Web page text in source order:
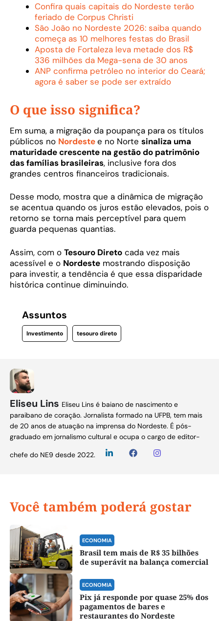
Confira quais capitais do Nordeste terão
feriado de Corpus Christi
São João no Nordeste 2026: saiba quando
começa as 10 melhores festas do Brasil
Aposta de Fortaleza leva metade dos R$
336 milhões da Mega-sena de 30 anos
ANP confirma petróleo no interior do Ceará;
agora é saber se pode ser extraído
O que isso significa?
Em suma, a migração da poupança para os títulos
públicos no Nordestee no Norte sinaliza uma
maturidade crescente na gestão do patrimônio
das famílias brasileiras, inclusive fora dos
grandes centros financeiros tradicionais.
Desse modo, mostra que a dinâmica de migração
se acentua quando os juros estão elevados, pois o
retorno se torna mais perceptível para quem
guarda pequenas quantias.
Assim, com o Tesouro Direto cada vez mais
acessível e o Nordeste mostrando disposição
para investir, a tendência é que essa disparidade
histórica continue diminuindo.
Assuntos
Investimento tesouro direto
Eliseu Lins Eliseu Lins é baiano de nascimento e
paraibano de coração. Jornalista formado na UFPB, tem mais
de 20 anos de atuação na imprensa do Nordeste. É pós-
graduado em jornalismo cultural e ocupa o cargo de editor-
chefe do NE9 desde 2022.
Você também poderá gostar
ECONOMIA
Brasil tem mais de R$ 35 bilhões
de superávit na balança comercial
ECONOMIA
Pix já responde por quase 25% dos
pagamentos de bares e
restaurantes do Nordeste